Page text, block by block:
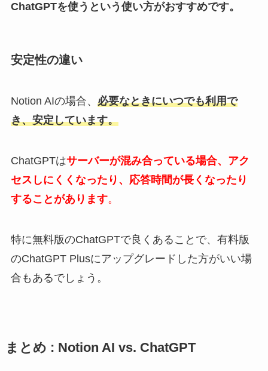
ChatGPTを使うという使い方がおすすめです。
安定性の違い
Notion AIの場合、 必要なときにいつでも利用で
き、安定しています。
ChatGPTはサーバーが混み合っている場合、アク
セスしにくくなったり、応答時間が長くなったり
することがあります。
特に無料版のChatGPTで良くあることで、有料版
のChatGPT Plusにアップグレードした方がいい場
合もあるでしょう。
まとめ : Notion AI vs. ChatGPT